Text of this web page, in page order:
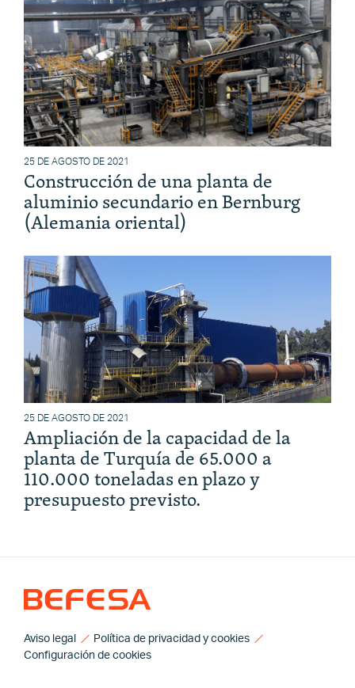
25 DE AGOSTO DE 2021
Construcción de una planta de
aluminio secundario en Bernburg
(Alemania oriental)
25 DE AGOSTO DE 2021
Ampliación de la capacidad de la
planta de Turquía de 65.000 a
110.000 toneladas en plazo y
presupuesto previsto.
Aviso legal
Política de privacidad y cookies
Configuración de cookies